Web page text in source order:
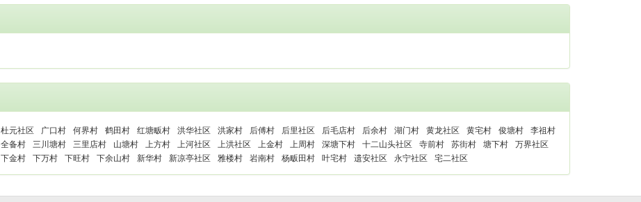
杜元社区 广口村 何界村 鹤田村 红塘畈村 洪华社区 洪家村 后傅村 后里社区 后毛店村 后余村 湖门村 黄龙社区 黄宅村 俊塘村 李祖村
全备村 三川塘村 三里店村 山塘村 上方村 上河社区 上洪社区 上金村 上周村 深塘下村 十二山头社区 寺前村 苏街村 塘下村 万界社区
下金村 下万村 下旺村 下余山村 新华村 新凉亭社区 雅楼村 岩南村 杨畈田村 叶宅村 遗安社区 永宁社区 宅二社区